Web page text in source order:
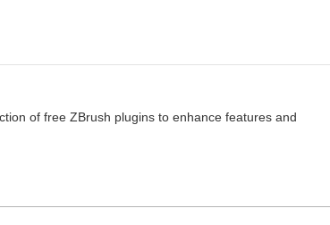
of free ZBrush plugins to enhance features and